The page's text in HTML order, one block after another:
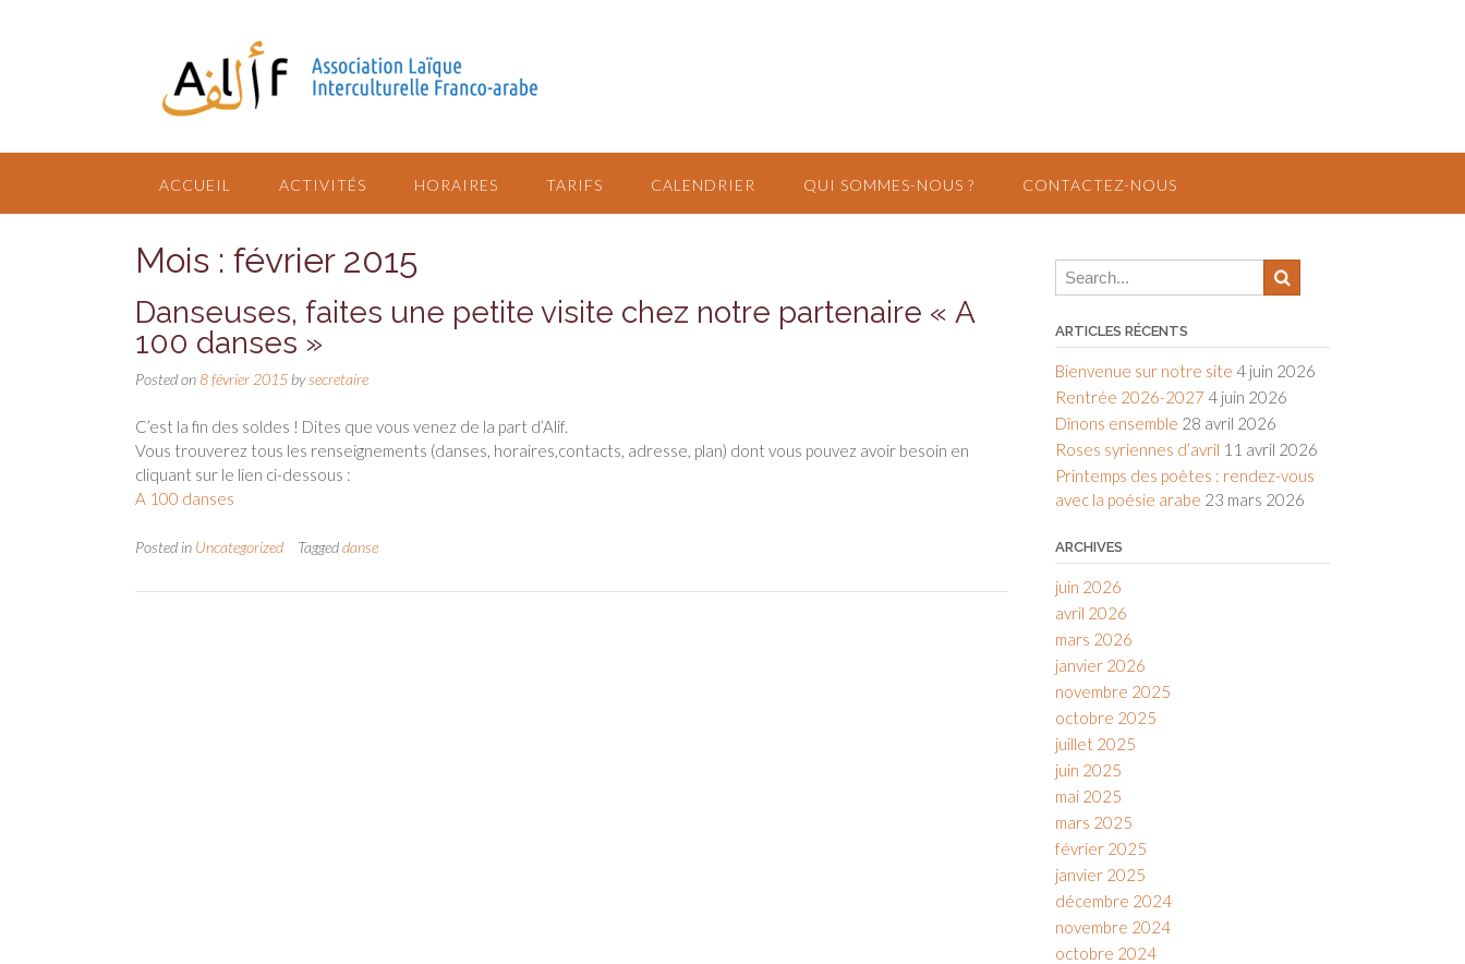
ACCUEIL ACTIVITÉS HORAIRES TARIFS CALENDRIER QUI SOMMES-NOUS ? CONTACTEZ-NOUS
Mois : février 2015
Danseuses, faites une petite visite chez notre partenaire « A
100 danses »
Posted on8 février 2015 bysecretaire
C’est la fin des soldes ! Dites que vous venez de la part d’Alif.
Vous trouverez tous les renseignements (danses, horaires,contacts, adresse, plan) dont vous pouvez avoir besoin en
cliquant sur le lien ci-dessous :
A 100 danses
Posted in Uncategorized Taggeddanse
ARTICLES RÉCENTS
Bienvenue sur notre site 4 juin 2026
Rentrée 2026-2027 4 juin 2026
Dînons ensemble 28 avril 2026
Roses syriennes d’avril 11 avril 2026
Printemps des poètes : rendez-vous
avec la poésie arabe 23 mars 2026
ARCHIVES
juin 2026
avril 2026
mars 2026
janvier 2026
novembre 2025
octobre 2025
juillet 2025
juin 2025
mai 2025
mars 2025
février 2025
janvier 2025
décembre 2024
novembre 2024
octobre 2024